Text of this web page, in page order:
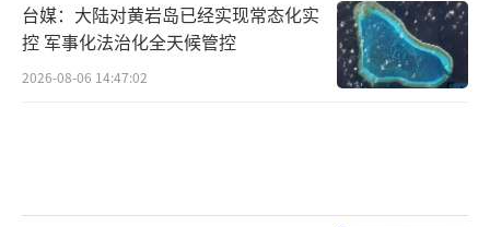
台媒：大陆对黄岩岛已经实现常态化实
控 军事化法治化全天候管控
2026-08-06 14:47:02